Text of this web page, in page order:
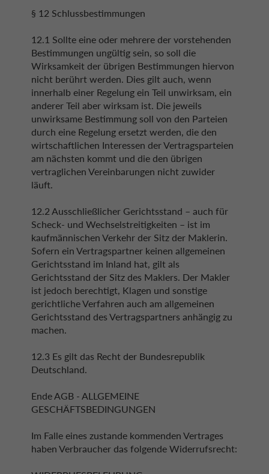
§ 12 Schlussbestimmungen
12.1 Sollte eine oder mehrere der vorstehenden
Bestimmungen ungültig sein, so soll die
Wirksamkeit der übrigen Bestimmungen hiervon
nicht berührt werden. Dies gilt auch, wenn
innerhalb einer Regelung ein Teil unwirksam, ein
anderer Teil aber wirksam ist. Die jeweils
unwirksame Bestimmung soll von den Parteien
durch eine Regelung ersetzt werden, die den
wirtschaftlichen Interessen der Vertragsparteien
am nächsten kommt und die den übrigen
vertraglichen Vereinbarungen nicht zuwider
läuft.
12.2 Ausschließlicher Gerichtsstand – auch für
Scheck- und Wechselstreitigkeiten – ist im
kaufmännischen Verkehr der Sitz der Maklerin.
Sofern ein Vertragspartner keinen allgemeinen
Gerichtsstand im Inland hat, gilt als
Gerichtsstand der Sitz des Maklers. Der Makler
ist jedoch berechtigt, Klagen und sonstige
gerichtliche Verfahren auch am allgemeinen
Gerichtsstand des Vertragspartners anhängig zu
machen.
12.3 Es gilt das Recht der Bundesrepublik
Deutschland.
Ende AGB - ALLGEMEINE
GESCHÄFTSBEDINGUNGEN
Im Falle eines zustande kommenden Vertrages
haben Verbraucher das folgende Widerrufsrecht: